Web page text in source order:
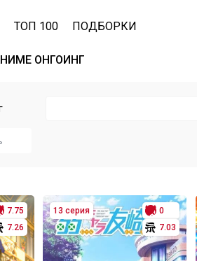
ТОП 100 ПОДБОРКИ
ОНГОИНГ
7.75
7.26
13 серия
0
7.03